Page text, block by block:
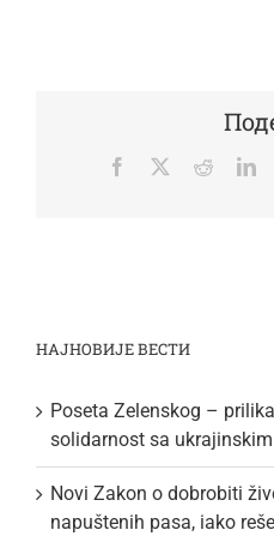
Facebook
TwitterReddit
НАЈНОВИЈЕ ВЕСТИ
Poseta Zelenskog –
solidarnost sa
Novi Zakon o dobrobiti
napuštenih pasa, iako